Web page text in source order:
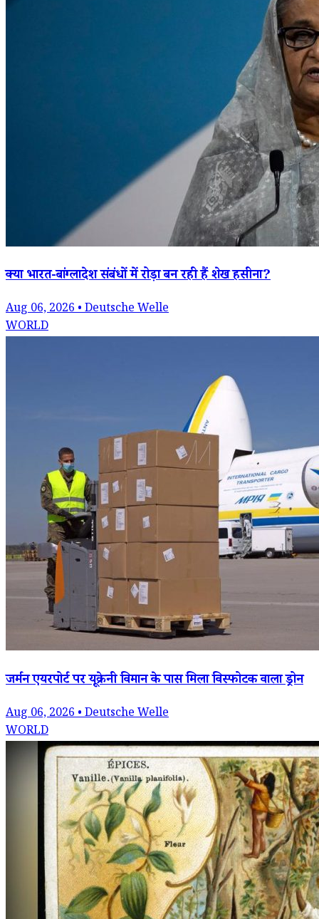
क्या भारत-बांग्लादेश संबंधों में रोड़ा बन रही हैं शेख हसीना?
Aug 06, 2026 • Deutsche Welle
WORLD
जर्मन एयरपोर्ट पर यूक्रेनी विमान के पास मिला विस्फोटक वाला ड्रोन
Aug 06, 2026 • Deutsche Welle
WORLD